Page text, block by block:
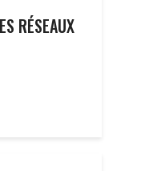
RÉSEAUX